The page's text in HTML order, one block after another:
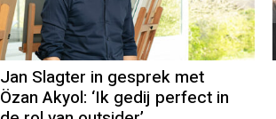
Jan Slagter in gesprek met
Özan Akyol: ‘Ik gedij perfect in